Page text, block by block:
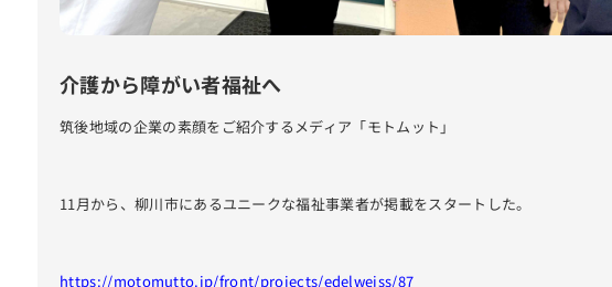
介護から障がい者福祉へ
筑後地域の企業の素顔をご紹介するメディア「モトムット」
11月から、柳川市にあるユニークな福祉事業者が掲載をスタートした。
https://motomutto.jp/front/projects/edelweiss/87